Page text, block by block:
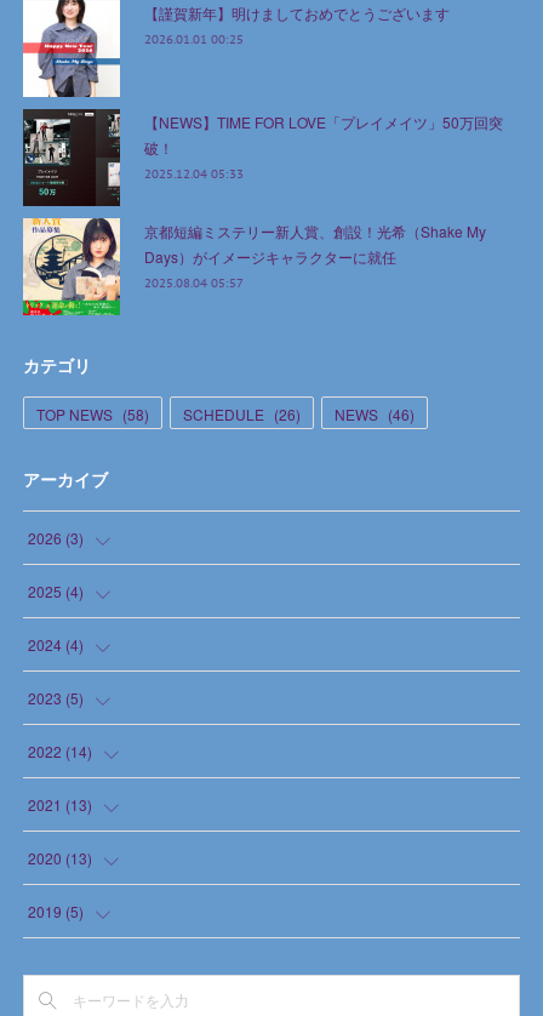
【謹賀新年】明けましておめでとうございます
2026.01.01 00:25
【NEWS】TIME FOR LOVE「プレイメイツ」50万回突
破！
2025.12.04 05:33
京都短編ミステリー新人賞、創設！光希（Shake My
Days）がイメージキャラクターに就任
2025.08.04 05:57
カテゴリ
TOP NEWS (58) SCHEDULE (26) NEWS (46)
アーカイブ
2026 (3)
( )
( )
(
2025 (4)
( )
( )
(1
(1
2024(4)
( )
(1
(1
(1
2023 (5)
(1
(2
(2
2022 (14)
(1
(1
(
(1)
2021 (13)
(1
( )
(2
2020 (13)
( )
(
2019 (5)